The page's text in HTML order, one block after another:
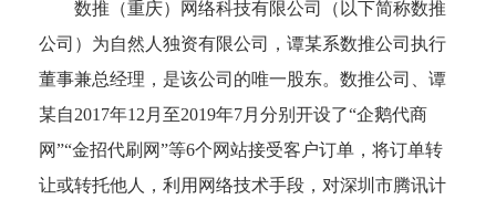
数推（重庆）网络科技有限公司（以下简称数推
公司）为自然人独资有限公司，谭某系数推公司执行
董事兼总经理，是该公司的唯一股东。数推公司、谭
某自2017年12月至2019年7月分别开设了“企鹅代商
网”“金招代刷网”等6个网站接受客户订单，将订单转
让或转托他人，利用网络技术手段，对深圳市腾讯计